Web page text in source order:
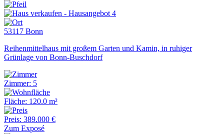
53117 Bonn
Reihenmittelhaus mit großem Garten und Kamin, in ruhiger
Grünlage von Bonn-Buschdorf
Zimmer: 5
Fläche: 120.0 m²
Preis: 389.000 €
Zum Exposé